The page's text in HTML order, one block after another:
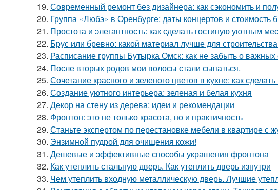
19. Современный ремонт без дизайнера: как сэкономить и
20. Группа «Любэ» в Оренбурге: даты концертов и стоимость
21. Простота и элегантность: как сделать гостиную уютным
22. Брус или бревно: какой материал лучше для
23. Расписание группы Бутырка Омск: как не забыть о
24. После вторых родов мои волосы стали сыпаться.
25. Сочетание красного и зеленого цветов в кухне: как
26. Создание уютного интерьера: зеленая и белая кухня
27. Декор на стену из дерева: идеи и рекомендации
28. Фронтон: это не только красота, но и практичность
29. Станьте экспертом по перестановке мебели в квартире
30. Энзимной пудрой для очищения кожи!
31. Дешевые и эффективные способы украшения фронтона
32. Как утеплить стальную дверь. Как утеплить дверь изнутри
33. Чем утеплить входную металлическую дверь. Лучшие